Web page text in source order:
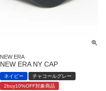
NEW ERA
NEW ERA NY CAP
ネイビー
チャコールグレー
2buy10%OFF対象商品